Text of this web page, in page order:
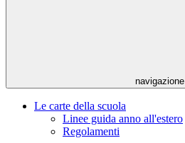
navigazione
Le carte della scuola
Linee guida anno all'estero
Regolamenti